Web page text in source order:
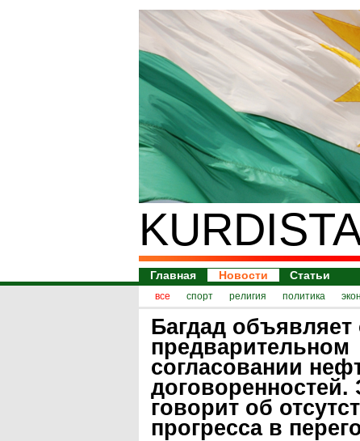
Главная Новости Статьи
все спорт религия политика
Багдад объявляет
предварительном
согласовании
договоренностей.
говорит об
прогресса в